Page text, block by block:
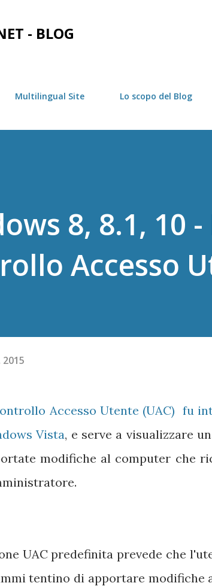
- BLOG
Multilingual Site Lo scopo del Blog
8, 8.1, 10
Accesso
Accesso Utente (UAC) fu
Vista, e serve a visualizzare
modifiche al computer che
UAC predefinita prevede che
tentino di apportare modifiche